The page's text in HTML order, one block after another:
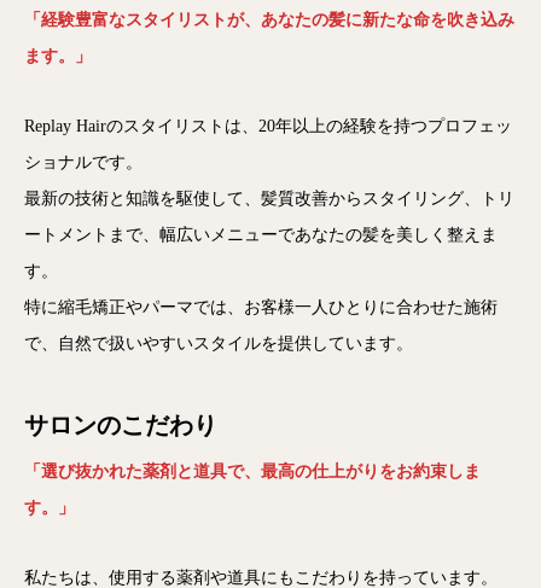
「経験豊富なスタイリストが、あなたの髪に新たな命を吹き込み
ます。」
Replay Hairのスタイリストは、20年以上の経験を持つプロフェッ
ショナルです。
最新の技術と知識を駆使して、髪質改善からスタイリング、トリ
ートメントまで、幅広いメニューであなたの髪を美しく整えま
す。
特に縮毛矯正やパーマでは、お客様一人ひとりに合わせた施術
で、自然で扱いやすいスタイルを提供しています。
サロンのこだわり
「選び抜かれた薬剤と道具で、最高の仕上がりをお約束しま
す。」
私たちは、使用する薬剤や道具にもこだわりを持っています。